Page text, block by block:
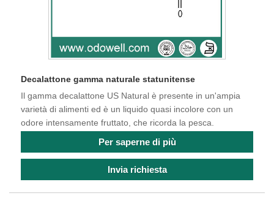
Decalattone gamma naturale statunitense
Il gamma decalattone US Natural è presente in un'ampia
varietà di alimenti ed è un liquido quasi incolore con un
odore intensamente fruttato, che ricorda la pesca.
Per saperne di più
Invia richiesta